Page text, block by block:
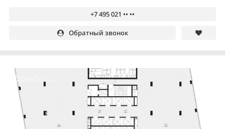
+7 495 021 •• ••
Обратный звонок